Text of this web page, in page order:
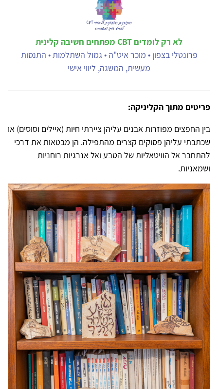
לא רק לומדים CBT מפתחים חשיבה קלינית
פרונטלי בצפון • מוכר איט"ה • גמול השתלמות • התנסות
מעשית, המשגה, ליווי אישי
פריטים מתוך הקליניקה:
בין החפצים מפוזרות אבנים עליהן ציירתי חיות (איילים וסוסים) או
שכתבתי עליהן פסוקים קצרים מהתפילה. הן מבטאות את דרכי
להתחבר אל הוויטאליות של הטבע ואל אנרגיות רוחניות
ושמאניות.